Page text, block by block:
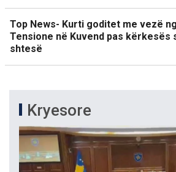
Top News- Kurti goditet me vezë
Tensione në Kuvend pas kërkesës
shtesë
Kryesore